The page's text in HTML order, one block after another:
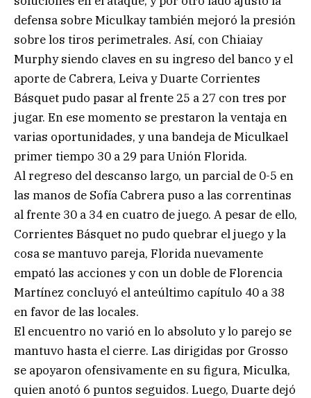
defensa sobre Miculkay también mejoró la presión
sobre los tiros perimetrales. Así, con Chiaiay
Murphy siendo claves en su ingreso del banco y el
aporte de Cabrera, Leiva y Duarte Corrientes
Básquet pudo pasar al frente 25 a 27 con tres por
jugar. En ese momento se prestaron la ventaja en
varias oportunidades, y una bandeja de Miculkael
primer tiempo 30 a 29 para Unión Florida.
Al regreso del descanso largo, un parcial de 0-5 en
las manos de Sofía Cabrera puso a las correntinas
al frente 30 a 34 en cuatro de juego. A pesar de ello,
Corrientes Básquet no pudo quebrar el juego y la
cosa se mantuvo pareja, Florida nuevamente
empató las acciones y con un doble de Florencia
Martínez concluyó el anteúltimo capítulo 40 a 38
en favor de las locales.
El encuentro no varió en lo absoluto y lo parejo se
mantuvo hasta el cierre. Las dirigidas por Grosso
se apoyaron ofensivamente en su figura, Miculka,
quien anotó 6 puntos seguidos. Luego, Duarte dejó